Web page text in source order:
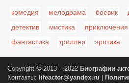
комедия мелодрама боевик
детектив
мистика приключения
фантастика
триллер эротика
Copyright © 2013 – 2022 Биографии
Контакты:
lifeactor@yandex.ru